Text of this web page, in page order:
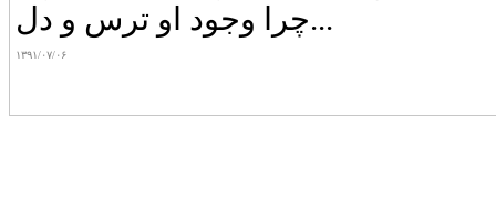
چرا وجود او ترس‌ و دل...
۱۳۹۱/۰۷/۰۶